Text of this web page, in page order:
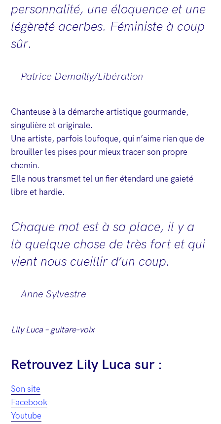
personnalité, une éloquence et une
légèreté acerbes. Féministe à coup
sûr.
Patrice Demailly/Libération
Chanteuse à la démarche artistique gourmande,
singulière et originale.
Une artiste, parfois loufoque, qui n’aime rien que de
brouiller les pises pour mieux tracer son propre
chemin.
Elle nous transmet tel un fier étendard une gaieté
libre et hardie.
Chaque mot est à sa place, il y a
là quelque chose de très fort et qui
vient nous cueillir d’un coup.
Anne Sylvestre
Lily Luca – guitare-voix
Retrouvez Lily Luca sur :
Son site
Facebook
Youtube